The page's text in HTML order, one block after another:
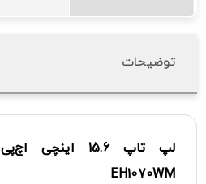
توضیحات
لپ تاپ 15.6 اینچی اچ‌پی
EH1070WM